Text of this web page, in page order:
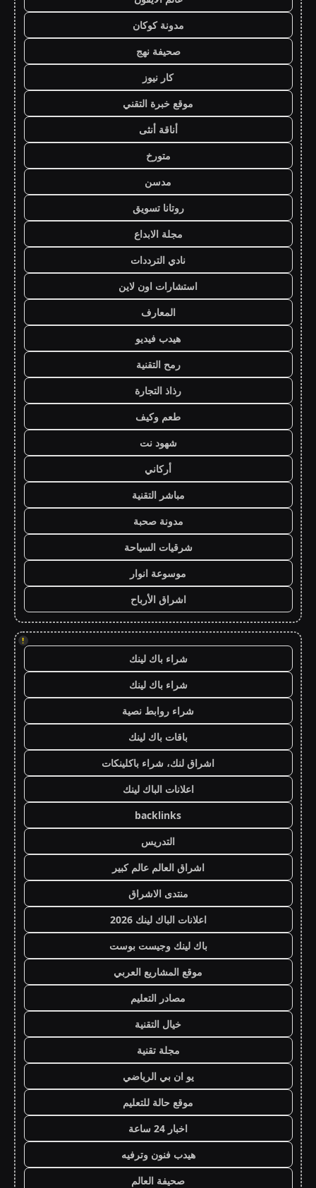
مدونة كوكان
صحيفة نهج
كار نيوز
موقع خبرة التقني
أناقة أنثى
متورخ
مدسن
روتانا تسويق
مجلة الابداع
نادي الترددات
استشارات اون لاين
المعارف
هيدب فيديو
رمح التقنية
رذاذ التجارة
طعم وكيف
شهود نت
أركاني
مباشر التقنية
مدونة صحبة
شرقيات السياحة
موسوعة انوار
اشراق الأرباح
!
شراء باك لينك
شراء باك لينك
شراء روابط نصية
باقات باك لينك
اشراق لنك، شراء باكلينكات
اعلانات الباك لينك
backlinks
التدريس
اشراق العالم عالم كبير
منتدى الاشراق
اعلانات الباك لينك 2026
باك لينك وجيست بوست
موقع المشاريع العربي
مصادر التعليم
خيال التقنية
مجلة تقنية
يو ان بي الرياضي
موقع حالة للتعليم
اخبار 24 ساعة
هيدب فنون وترفيه
صحيفة العالم